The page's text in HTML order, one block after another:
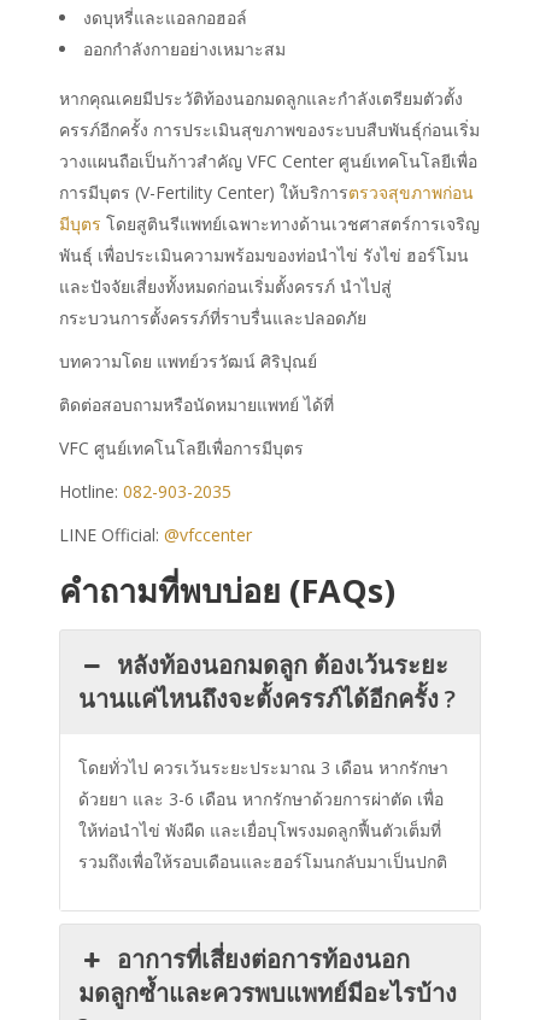
งดบุหรี่และแอลกอฮอล์
ออกกำลังกายอย่างเหมาะสม
หากคุณเคยมีประวัติท้องนอกมดลูกและกำลังเตรียมตัวตั้ง
ครรภ์อีกครั้ง การประเมินสุขภาพของระบบสืบพันธุ์ก่อนเริ่ม
วางแผนถือเป็นก้าวสำคัญ VFC Center ศูนย์เทคโนโลยีเพื่อ
การมีบุตร (V-Fertility Center) ให้บริการตรวจสุขภาพก่อน
มีบุตร โดยสูตินรีแพทย์เฉพาะทางด้านเวชศาสตร์การเจริญ
พันธุ์ เพื่อประเมินความพร้อมของท่อนำไข่ รังไข่ ฮอร์โมน
และปัจจัยเสี่ยงทั้งหมดก่อนเริ่มตั้งครรภ์ นำไปสู่
กระบวนการตั้งครรภ์ที่ราบรื่นและปลอดภัย
บทความโดย แพทย์วรวัฒน์ ศิริปุณย์
ติดต่อสอบถามหรือนัดหมายแพทย์ ได้ที่
VFC ศูนย์เทคโนโลยีเพื่อการมีบุตร
Hotline: 082-903-2035
LINE Official: @vfccenter
คำถามที่พบบ่อย (FAQs)
หลังท้องนอกมดลูก ต้องเว้นระยะ
นานแค่ไหนถึงจะตั้งครรภ์ได้อีกครั้ง ?
โดยทั่วไป ควรเว้นระยะประมาณ 3 เดือน หากรักษา
ด้วยยา และ 3-6 เดือน หากรักษาด้วยการผ่าตัด เพื่อ
ให้ท่อนำไข่ พังผืด และเยื่อบุโพรงมดลูกฟื้นตัวเต็มที่
รวมถึงเพื่อให้รอบเดือนและฮอร์โมนกลับมาเป็นปกติ
อาการที่เสี่ยงต่อการท้องนอก
มดลูกซ้ำและควรพบแพทย์มีอะไรบ้าง